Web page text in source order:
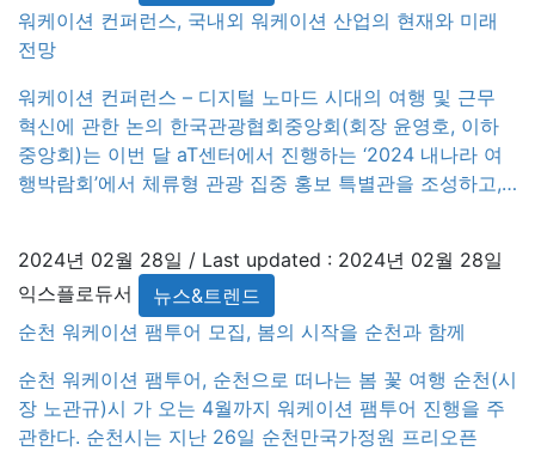
워케이션 컨퍼런스, 국내외 워케이션 산업의 현재와 미래
전망
워케이션 컨퍼런스 – 디지털 노마드 시대의 여행 및 근무
혁신에 관한 논의 한국관광협회중앙회(회장 윤영호, 이하
중앙회)는 이번 달 aT센터에서 진행하는 ‘2024 내나라 여
행박람회’에서 체류형 관광 집중 홍보 특별관을 조성하고,
과 ‘야간관광 특화도시’ 관련 정보를 통합하여 집중 홍보한
다. 또한 aT센터 4층 창조룸에서 진행되는 ‘워케이션 컨퍼
런스’의 […]
2024년 02월 28일 / Last updated : 2024년 02월 28일
익스플로듀서
뉴스&트렌드
순천 워케이션 팸투어 모집, 봄의 시작을 순천과 함께
순천 워케이션 팸투어, 순천으로 떠나는 봄 꽃 여행 순천(시
장 노관규)시 가 오는 4월까지 워케이션 팸투어 진행을 주
관한다. 순천시는 지난 26일 순천만국가정원 프리오픈